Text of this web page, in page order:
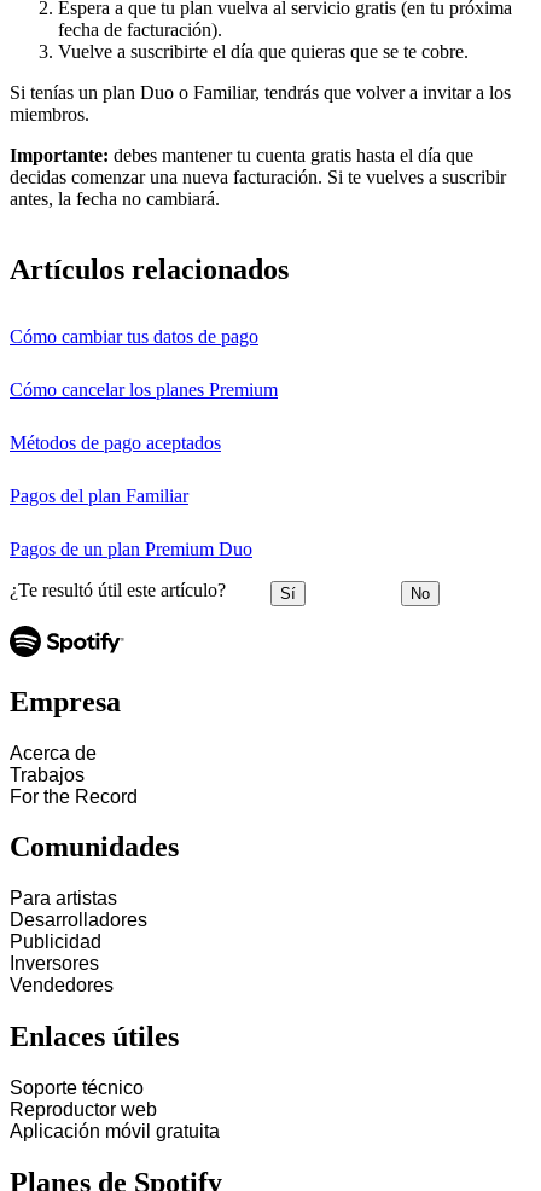
Espera a que tu plan vuelva al servicio gratis (en tu próxima
fecha de facturación).
Vuelve a suscribirte el día que quieras que se te cobre.
Si tenías un plan Duo o Familiar, tendrás que volver a invitar a los
miembros.
Importante: debes mantener tu cuenta gratis hasta el día que
decidas comenzar una nueva facturación. Si te vuelves a suscribir
antes, la fecha no cambiará.
Artículos relacionados
Cómo cambiar tus datos de pago
Cómo cancelar los planes Premium
Métodos de pago aceptados
Pagos del plan Familiar
Pagos de un plan Premium Duo
¿Te resultó útil este artículo? Sí No
Empresa
Acerca de
Trabajos
For the Record
Comunidades
Para artistas
Desarrolladores
Publicidad
Inversores
Vendedores
Enlaces útiles
Soporte técnico
Reproductor web
Aplicación móvil gratuita
Planes de Spotify